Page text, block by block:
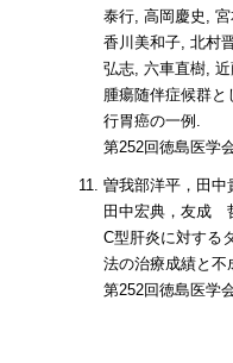
泰行, 高岡慶史,
香川美和子, 北村
弘志, 六車直樹,
腫瘍随伴症候群と
行胃癌の一例.
第252回徳島医学
曽我部洋平，田中
田中宏典，友成
C型肝炎に対する
法の治療成績と不
第252回徳島医学